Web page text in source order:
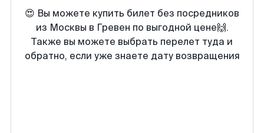
😍 Вы можете купить билет без посредников
из Москвы в Гревен по выгодной цене🙌.
Также вы можете выбрать перелет туда и
обратно, если уже знаете дату возвращения